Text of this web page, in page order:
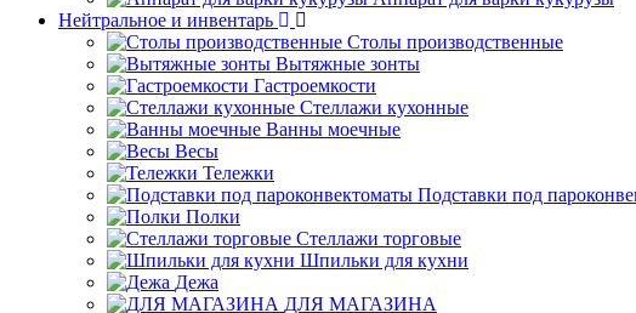
Нейтральное и инвентарь
Столы производственные
Вытяжные зонты
Гастроемкости
Стеллажи кухонные
Ванны моечные
Весы
Тележки
Подставки под
Полки
Стеллажи торговые
Шпильки для кухни
Дежа
ДЛЯ МАГАЗИНА